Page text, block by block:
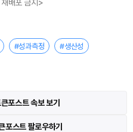
배포 금지>
#성과측정 #생산성
포스트 속보 보기
포스트 팔로우하기